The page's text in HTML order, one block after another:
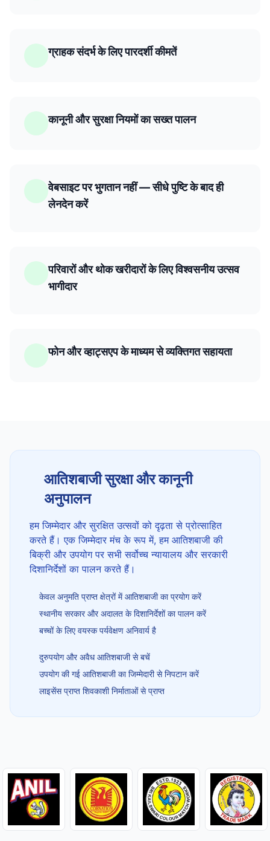
ग्राहक संदर्भ के लिए पारदर्शी कीमतें
कानूनी और सुरक्षा नियमों का सख्त पालन
वेबसाइट पर भुगतान नहीं — सीधे पुष्टि के बाद ही
लेनदेन करें
परिवारों और थोक खरीदारों के लिए विश्वसनीय उत्सव
भागीदार
फोन और व्हाट्सएप के माध्यम से व्यक्तिगत सहायता
आतिशबाजी सुरक्षा और कानूनी
अनुपालन
हम जिम्मेदार और सुरक्षित उत्सवों को दृढ़ता से प्रोत्साहित
करते हैं। एक जिम्मेदार मंच के रूप में, हम आतिशबाजी की
बिक्री और उपयोग पर सभी सर्वोच्च न्यायालय और सरकारी
दिशानिर्देशों का पालन करते हैं।
केवल अनुमति प्राप्त क्षेत्रों में आतिशबाजी का प्रयोग करें
स्थानीय सरकार और अदालत के दिशानिर्देशों का पालन करें
बच्चों के लिए वयस्क पर्यवेक्षण अनिवार्य है
दुरुपयोग और अवैध आतिशबाजी से बचें
उपयोग की गई आतिशबाजी का जिम्मेदारी से निपटान करें
लाइसेंस प्राप्त शिवकाशी निर्माताओं से प्राप्त